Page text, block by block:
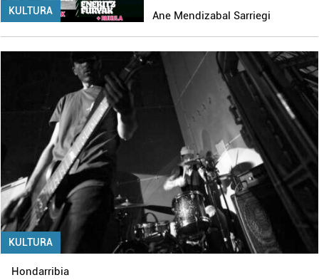
KULTURA Ane Mendizabal Sarriegi
KULTURA
Hondarribia